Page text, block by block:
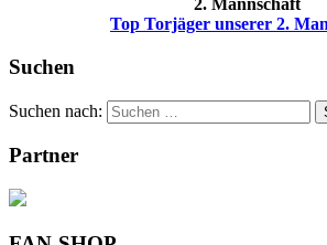
2. Mannschaft
Top Torjäger unserer 2.
Suchen
Suchen nach:
Partner